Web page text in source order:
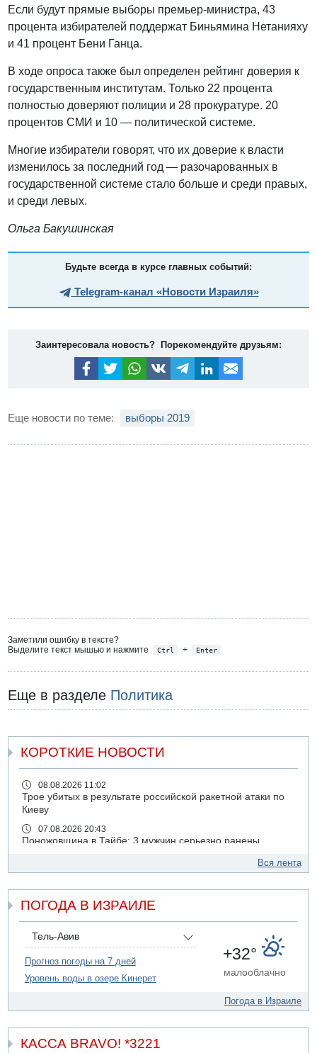
Если будут прямые выборы премьер-министра, 43
процента избирателей поддержат Биньямина Нетанияху
и 41 процент Бени Ганца.
В ходе опроса также был определен рейтинг доверия к
государственным институтам. Только 22 процента
полностью доверяют полиции и 28 прокуратуре. 20
процентов СМИ и 10 — политической системе.
Многие избиратели говорят, что их доверие к власти
изменилось за последний год — разочарованных в
государственной системе стало больше и среди правых,
и среди левых.
Ольга Бакушинская
Будьте всегда в курсе главных событий:
Telegram-канал «Новости Израиля»
Заинтересовала новость? Порекомендуйте друзьям:
Еще новости по теме: выборы 2019
Заметили ошибку в тексте?
Выделите текст мышью и нажмите
Ctrl + Enter
Еще в разделе Политика
КОРОТКИЕ НОВОСТИ
08.08.2026 11:02
Трое убитых в результате российской ракетной атаки по
Киеву
07.08.2026 20:43
Поножовщина в Тайбе: 3 мужчин серьезно ранены
Ynet: "Хизбалла" запустила БПЛА со взрывчаткой по
07.08.2026 19:16
ДТП в Ашдоде: тяжело ранены двое маленьких детей
07.08.2026 19:14
Скончался водитель, врезавшийся в стену в
Иерусалиме
07.08.2026 17:57
коррупционных отношениях с Йоавом Элиаси
Вся лента
ПОГОДА В ИЗРАИЛЕ
Тель-Авив
Прогноз погоды на 7 дней
Уровень воды в озере Кинерет
+32°
малооблачно
Погода в Израиле
КАССА BRAVO! *3221